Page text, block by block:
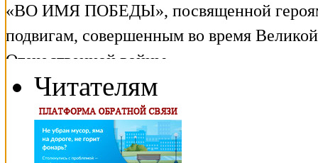
Читателям